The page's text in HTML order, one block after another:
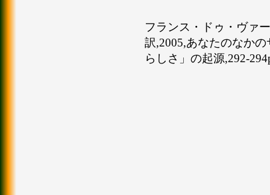
フランス・ドゥ・ヴァ
訳,2005,あなたのなか
らしさ」の起源,292-